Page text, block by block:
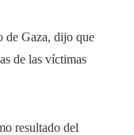
de Gaza, dijo que
de las víctimas
resultado del